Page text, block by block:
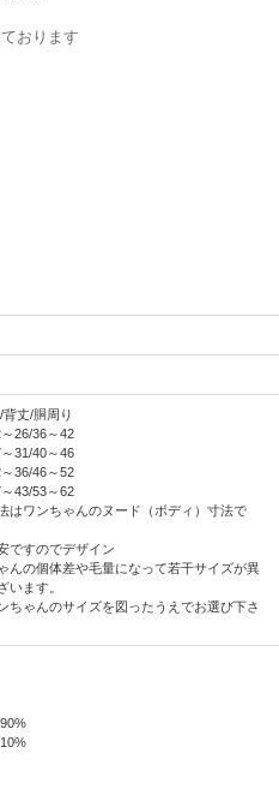
おります
丈/胴周り
26/36～42
31/40～46
36/46～52
43/53～62
はワンちゃんのヌード（ボディ）寸法で
ですのでデザイン
んの個体差や毛量になって若干サイズが異
います。
ちゃんのサイズを図ったうえでお選び下さ